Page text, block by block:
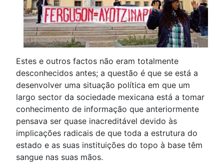
Estes e outros factos não eram totalmente
desconhecidos antes; a questão é que se está a
desenvolver uma situação política em que um
largo sector da sociedade mexicana está a tomar
conhecimento de informação que anteriormente
pensava ser quase inacreditável devido às
implicações radicais de que toda a estrutura do
estado e as suas instituições do topo à base têm
sangue nas suas mãos.